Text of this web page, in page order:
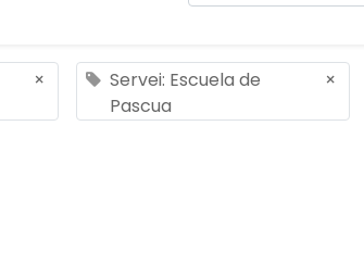
×
Servei: Escuela de
Pascua
×